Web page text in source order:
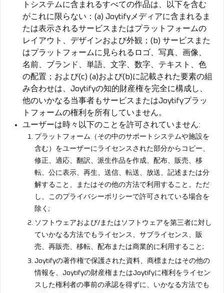
トシステムに含まれるすべての作品は、以下を含む
がこれに限らない：(a) Joytifyメディアに含まれるま
たは表示されるサービスまたはプラットフォームの
レイアウト、デザインおよび外観；(b) サービスまた
はプラットフォームに見られるロゴ、写真、画像、
名前、ブランド、単語、文字、数字、テキスト、色
の配置；および(c) (a)および(b)に記載された要素の組
み合わせは、Joytifyの知的財産権を完全に構成し、
他のいかなる当事者もサービスまたはJoytifyプラッ
トフォームの権利を所有していません。
ユーザーは時々以下のことを許可されていません:
プラットフォーム（その中のサポートシステムや施設を
含む）をユーザーにライセンスされた部分からコピー、
修正、適応、翻訳、派生作品を作成、配布、販売、移
転、公に表示、再生、送信、転送、放送、記述または分
解すること、またはその他の方法で利用すること。ただ
し、このプライバシーポリシーで許可されている場合を
除く;
ソフトウェアおよび/またはソフトウェアを第三者に対し
ていかなる方法でもライセンス、サブライセンス、販
売、再販売、移転、配布または商業的に利用すること;
Joytifyの著作権で保護された資料、商標またはその他の
情報を、Joytifyの財産権またはJoytifyに権利をライセン
スした権利者の事前の承認を得ずに、いかなる方法でも